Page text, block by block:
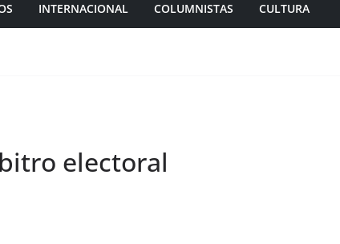
INTERNACIONAL COLUMNISTAS CULTURA
electoral